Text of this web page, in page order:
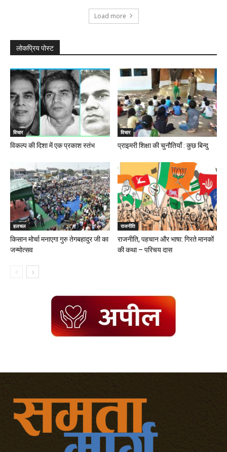
Load more
लोकप्रिय पोस्ट
विचार
विकल्प की दिशा में एक प्रकाश स्तंभ
विचार
प्राइमरी शिक्षा की चुनौतियाँ : कुछ बिन्दु
हलचल
किसान मोर्चा मनाएगा गुरु तेगबहादुर जी का
जन्मोत्सव
राजनीति
राजनीति, पहचान और भाषा: गिरते मानकों
की कथा – परिचय दास